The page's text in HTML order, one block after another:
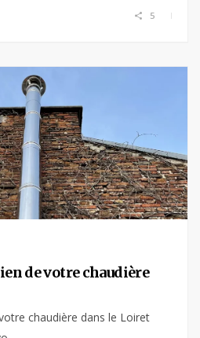
5
de votre chaudière
chaudière dans le Loiret